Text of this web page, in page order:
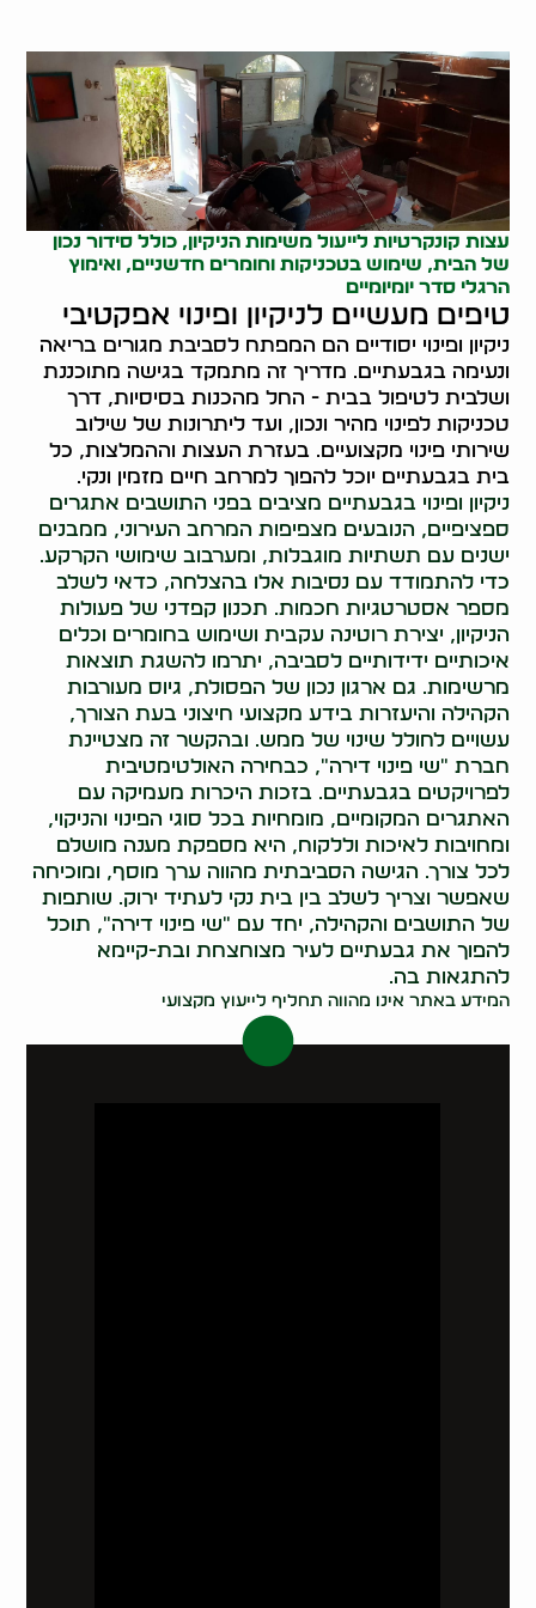
עצות קונקרטיות לייעול משימות הניקיון, כולל סידור נכון
של הבית, שימוש בטכניקות וחומרים חדשניים, ואימוץ
הרגלי סדר יומיומיים
טיפים מעשיים לניקיון ופינוי אפקטיבי
ניקיון ופינוי יסודיים הם המפתח לסביבת מגורים בריאה
ונעימה בגבעתיים. מדריך זה מתמקד בגישה מתוכננת
ושלבית לטיפול בבית - החל מהכנות בסיסיות, דרך
טכניקות לפינוי מהיר ונכון, ועד ליתרונות של שילוב
שירותי פינוי מקצועיים. בעזרת העצות וההמלצות, כל
בית בגבעתיים יוכל להפוך למרחב חיים מזמין ונקי.
ניקיון ופינוי בגבעתיים מציבים בפני התושבים אתגרים
ספציפיים, הנובעים מצפיפות המרחב העירוני, ממבנים
ישנים עם תשתיות מוגבלות, ומערבוב שימושי הקרקע.
כדי להתמודד עם נסיבות אלו בהצלחה, כדאי לשלב
מספר אסטרטגיות חכמות. תכנון קפדני של פעולות
הניקיון, יצירת רוטינה עקבית ושימוש בחומרים וכלים
איכותיים ידידותיים לסביבה, יתרמו להשגת תוצאות
מרשימות. גם ארגון נכון של הפסולת, גיוס מעורבות
הקהילה והיעזרות בידע מקצועי חיצוני בעת הצורך,
עשויים לחולל שינוי של ממש. ובהקשר זה מצטיינת
חברת "שי פינוי דירה", כבחירה האולטימטיבית
לפרויקטים בגבעתיים. בזכות היכרות מעמיקה עם
האתגרים המקומיים, מומחיות בכל סוגי הפינוי והניקוי,
ומחויבות לאיכות וללקוח, היא מספקת מענה מושלם
לכל צורך. הגישה הסביבתית מהווה ערך מוסף, ומוכיחה
שאפשר וצריך לשלב בין בית נקי לעתיד ירוק. שותפות
של התושבים והקהילה, יחד עם "שי פינוי דירה", תוכל
להפוך את גבעתיים לעיר מצוחצחת ובת-קיימא
להתגאות בה.
המידע באתר אינו מהווה תחליף לייעוץ מקצועי